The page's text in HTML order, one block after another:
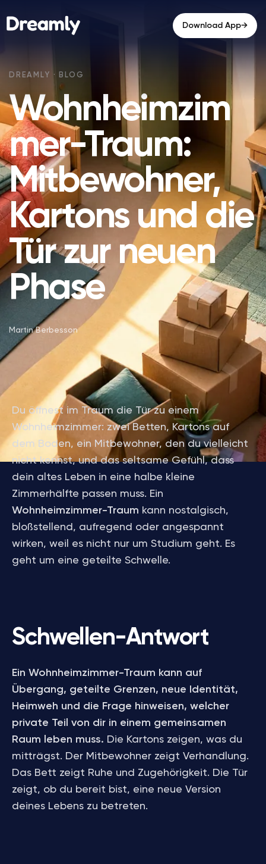
Download App→
Wohnheimzim
mer-Traum:
Mitbewohner,
Kartons und die
Tür zur neuen
Phase
Martin Berbesson
Du öffnest im Traum die Tür zu einem
Wohnheimzimmer: zwei Betten, Kartons auf
dem Boden, ein Mitbewohner, den du vielleicht
nicht kennst, und das seltsame Gefühl, dass
dein altes Leben in eine halbe kleine
Zimmerhälfte passen muss. Ein
Wohnheimzimmer-Traum kann nostalgisch,
bloßstellend, aufregend oder angespannt
wirken, weil es nicht nur um Studium geht. Es
geht um eine geteilte Schwelle.
Schwellen-Antwort
Ein Wohnheimzimmer-Traum kann auf
Übergang, geteilte Grenzen, neue Identität,
Heimweh und die Frage hinweisen, welcher
private Teil von dir in einem gemeinsamen
Raum leben muss. Die Kartons zeigen, was du
mitträgst. Der Mitbewohner zeigt Verhandlung.
Das Bett zeigt Ruhe und Zugehörigkeit. Die Tür
zeigt, ob du bereit bist, eine neue Version
deines Lebens zu betreten.